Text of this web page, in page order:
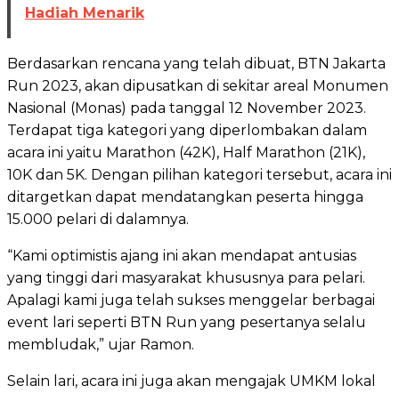
Hadiah Menarik
Berdasarkan rencana yang telah dibuat, BTN Jakarta
Run 2023, akan dipusatkan di sekitar areal Monumen
Nasional (Monas) pada tanggal 12 November 2023.
Terdapat tiga kategori yang diperlombakan dalam
acara ini yaitu Marathon (42K), Half Marathon (21K),
10K dan 5K. Dengan pilihan kategori tersebut, acara ini
ditargetkan dapat mendatangkan peserta hingga
15.000 pelari di dalamnya.
“Kami optimistis ajang ini akan mendapat antusias
yang tinggi dari masyarakat khususnya para pelari.
Apalagi kami juga telah sukses menggelar berbagai
event lari seperti BTN Run yang pesertanya selalu
membludak,” ujar Ramon.
Selain lari, acara ini juga akan mengajak UMKM lokal